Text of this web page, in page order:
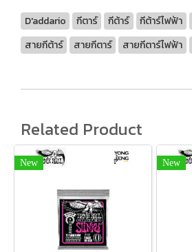
D'addario กีตาร์ กีต้าร์ กีต้าร์ไฟฟ้า
สายกีต้าร์
สายกีตาร์ สายกีตาร์ไฟฟ้า
Related Product
New New